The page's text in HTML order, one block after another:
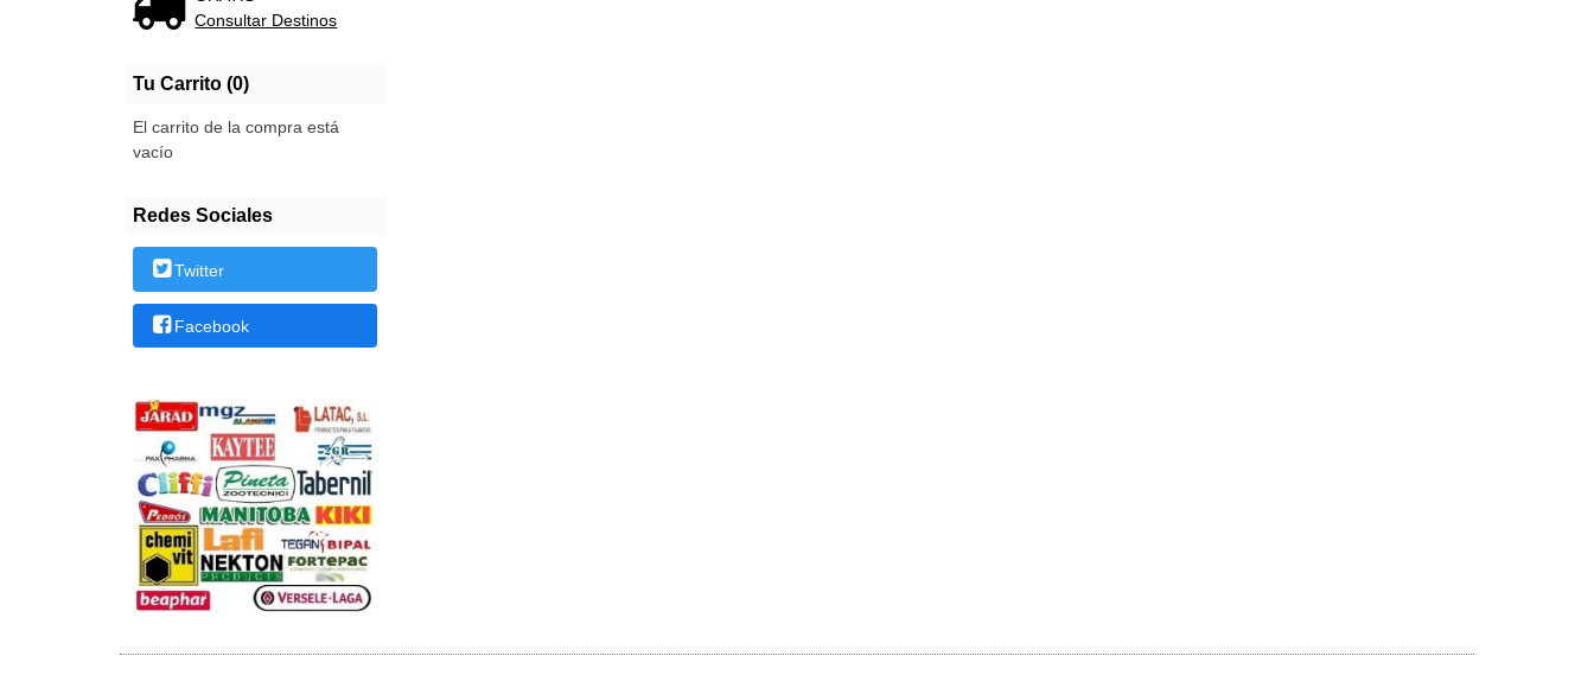
Consultar Destinos
Tu Carrito (0)
El carrito de la compra está
vacío
Redes Sociales
Twitter
Facebook